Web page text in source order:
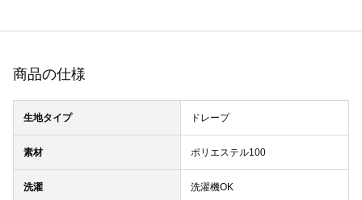
商品の仕様
生地タイプ ドレープ
素材 ポリエステル100
洗濯 洗濯機OK